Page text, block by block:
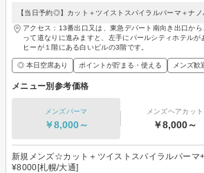
【当日予約◎】カット＋ツイストスパイラルパーマ＋ナ
アクセス：13番出口又は、東急デパート南向き出口か
って道なりに進みますと、左手にパールシティホテルが
ヒーが１階にある白いビルの3階です。
◎ 本日空席あり ポイントが貯まる・使える メンズ歓
メニュー別参考価格
メンズパーマ
￥8,000～
メンズヘアカット
￥8,000～
新規メンズ☆カット＋ツイストスパイラルパーマ
¥8000[札幌/大通]